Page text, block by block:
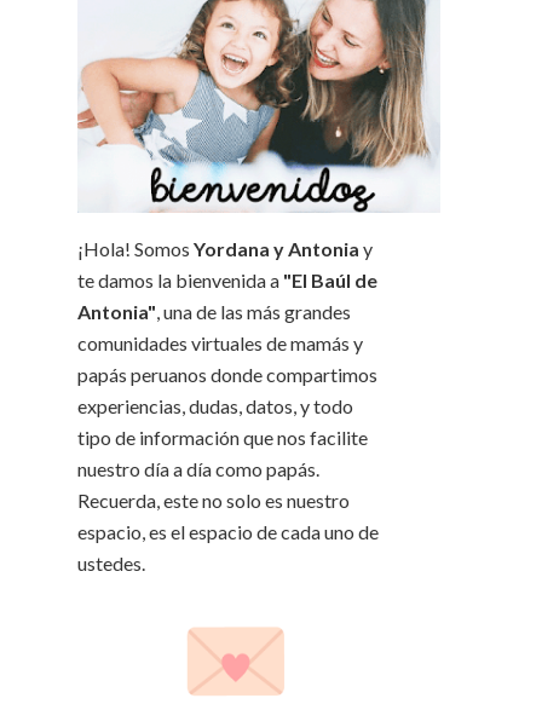
¡Hola! Somos Yordana y Antonia y
te damos la bienvenida a "El Baúl de
Antonia", una de las más grandes
comunidades virtuales de mamás y
papás peruanos donde compartimos
experiencias, dudas, datos, y todo
tipo de información que nos facilite
nuestro día a día como papás.
Recuerda, este no solo es nuestro
espacio, es el espacio de cada uno de
ustedes.